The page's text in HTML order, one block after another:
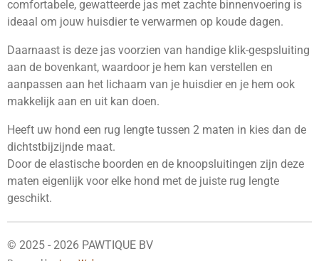
comfortabele, gewatteerde jas met zachte binnenvoering is
ideaal om jouw huisdier te verwarmen op koude dagen.
Daarnaast is deze jas voorzien van handige klik-gespsluiting
aan de bovenkant, waardoor je hem kan verstellen en
aanpassen aan het lichaam van je huisdier en je hem ook
makkelijk aan en uit kan doen.
Heeft uw hond een rug lengte tussen 2 maten in kies dan de
dichtstbijzijnde maat.
Door de elastische boorden en de knoopsluitingen zijn deze
maten eigenlijk voor elke hond met de juiste rug lengte
geschikt.
© 2025 - 2026 PAWTIQUE BV